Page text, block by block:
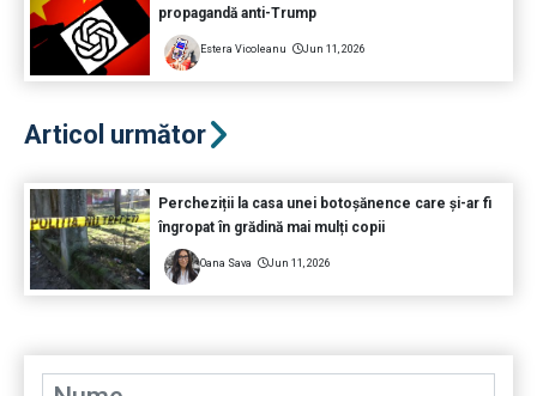
propagandă anti-Trump
Estera Vicoleanu Jun 11, 2026
Articol următor
Percheziții la casa unei botoșănence care și-ar fi
îngropat în grădină mai mulți copii
Oana Sava Jun 11, 2026